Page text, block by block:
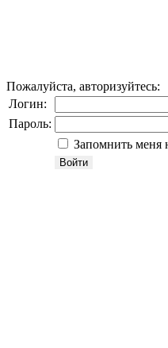
Пожалуйста, авторизуйтесь:
Логин:
Пароль:
Запомнить меня